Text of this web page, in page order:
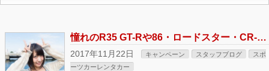
憧れのR35 GT-Rや86・ロードスター・CR-Zなど多数有り！横浜ドライブにオススメ！スポーツカーレンタカースタート！！
2017年11月22日 キャンペーン スタッフブログ
スポ
ーツカーレンタカー